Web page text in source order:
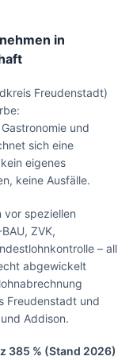
in
Freudenstadt)
und
sich eine
eigenes
keine Ausfälle.
vor speziellen
ZVK,
– all
abgewickelt
Freudenstadt und
Addison.
385 % (Stand 2026)